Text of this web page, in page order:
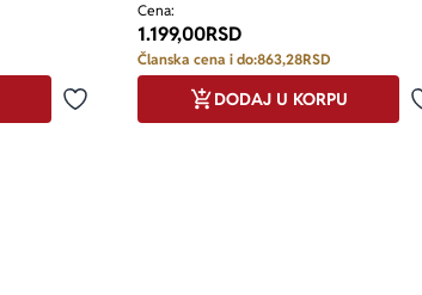
Dodaj u omiljene
Cena:
1.199,00RSD
Članska cena i do:863,28RSD
DODAJ U KORPU